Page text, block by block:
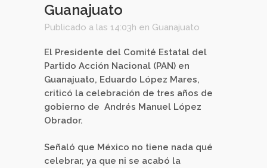
Guanajuato
Publicado a las 14:03h en Guanajuato
El Presidente del Comité Estatal del
Partido Acción Nacional (PAN) en
Guanajuato, Eduardo López Mares,
criticó la celebración de tres años de
gobierno de Andrés Manuel López
Obrador.
Señaló que México no tiene nada qué
celebrar, ya que ni se acabó la